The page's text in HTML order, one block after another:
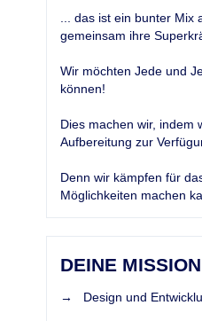
... das ist ein bunter
gemeinsam ihre
Wir möchten Jede und
können!
Dies machen wir, indem
Aufbereitung zur
Denn wir kämpfen für
Möglichkeiten machen
DEINE MISSION
→ Design und